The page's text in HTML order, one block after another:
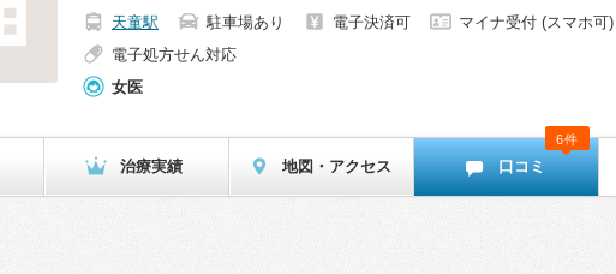
天童駅
駐車場あり 電子決済可
マイナ受付 (スマホ可)
電子処方せん対応
女医
治療実績 地図・アクセス 口コミ
6件